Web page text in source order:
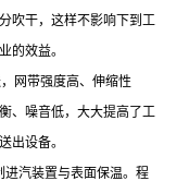
吹干，这样不影响下到工
的效益。
网带强度高、伸缩性
、噪音低，大大提高了工
出设备。
汽装置与表面保温。程